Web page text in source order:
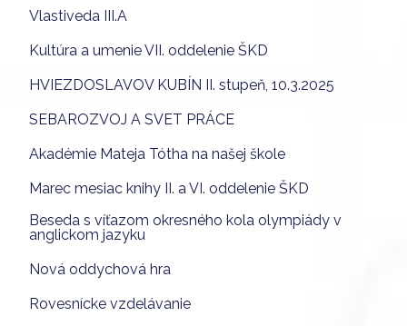
Vlastiveda III.A
Kultúra a umenie VII. oddelenie ŠKD
HVIEZDOSLAVOV KUBÍN II. stupeň, 10.3.2025
SEBAROZVOJ A SVET PRÁCE
Akadémie Mateja Tótha na našej škole
Marec mesiac knihy II. a VI. oddelenie ŠKD
Beseda s víťazom okresného kola olympiády v
anglickom jazyku
Nová oddychová hra
Rovesnícke vzdelávanie